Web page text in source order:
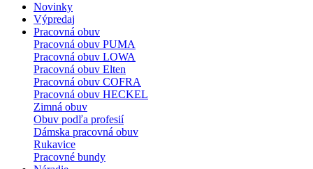
Novinky
Výpredaj
Pracovná obuv
Pracovná obuv PUMA
Pracovná obuv LOWA
Pracovná obuv Elten
Pracovná obuv COFRA
Pracovná obuv HECKEL
Zimná obuv
Obuv podľa profesií
Dámska pracovná obuv
Rukavice
Pracovné bundy